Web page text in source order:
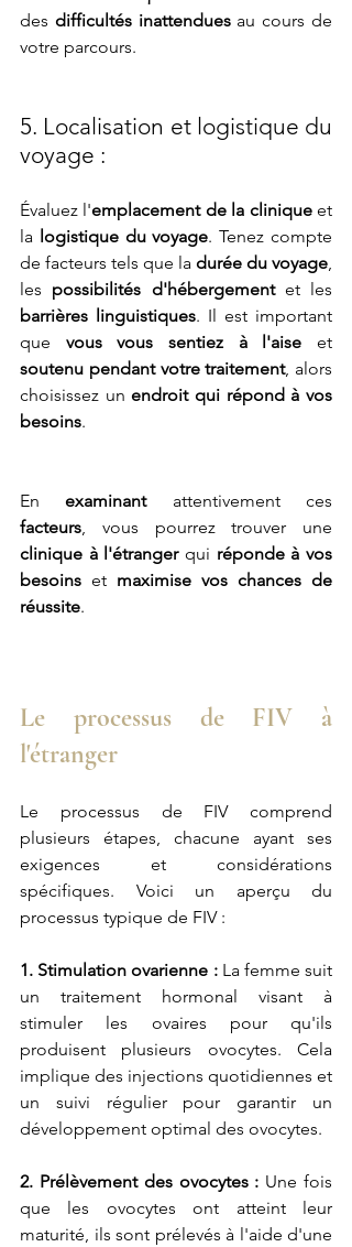
des difficultés inattendues au cours de
votre parcours.
5. Localisation et logistique du
voyage :
Évaluez l'emplacement de la clinique et
la logistique du voyage. Tenez compte
de facteurs tels que la durée du voyage,
les possibilités d'hébergement
barrières linguistiques. Il est important
que vous vous sentiez à l'aise
soutenu pendant votre traitement, alors
choisissez un endroit qui répond à vos
besoins.
En examinant
facteurs
clinique à l'étranger qui réponde à vos
besoins et maximise vos chances de
réussite.
Le processus de FIV à
l'étranger
Le processus de FIV comprend
plusieurs étapes, chacune ayant ses
exigences et considérations
spécifiques. Voici un aperçu du
processus typique de FIV :
1. Stimulation ovarienne : La femme suit
un traitement hormonal visant à
stimuler les ovaires pour qu'ils
produisent plusieurs ovocytes. Cela
implique des injections quotidiennes et
un suivi régulier pour garantir un
développement optimal des ovocytes.
2. Prélèvement des ovocytes : Une fois
que les ovocytes ont atteint leur
maturité, ils sont prélevés à l'aide d'une